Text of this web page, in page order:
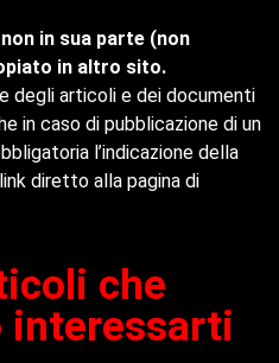
in sua parte (non
in altro sito.
degli articoli e dei documenti
in caso di pubblicazione di un
l’indicazione della
diretto alla pagina di
che
interessarti